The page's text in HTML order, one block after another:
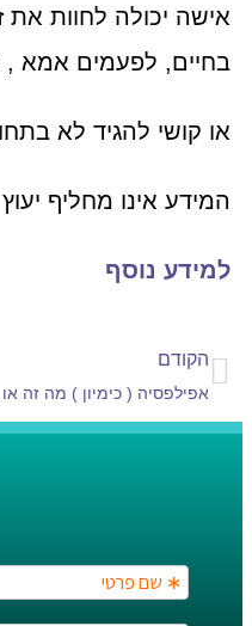
אישה יכולה לחוות
בחיים, לפעמים אמא
או קושי להגיד לא
המידע אינו מחליף
למידע נוסף
הקודם